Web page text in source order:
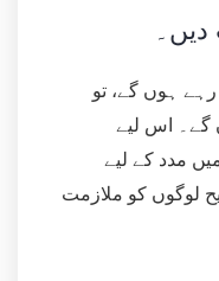
ہوں گے، تو
گے۔ اس لیے
مدد کے لیے
لوگوں کو ملازمت